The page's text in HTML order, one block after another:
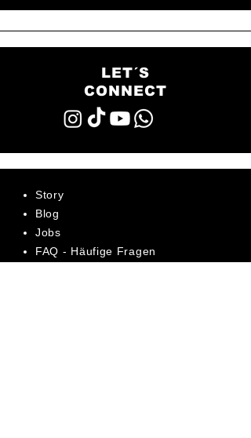
LET´S
CONNECT
Story
Blog
Jobs
FAQ - Häufige Fragen